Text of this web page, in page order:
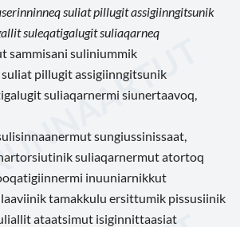
suliat pillugit assigiinngitsunik
suleqatigalugit suliaqarneq
sammisani suliniummik
pillugit assigiinngitsunik
suliaqarnermi siunertaavoq,
sungiussinissaat,
suliaqarnermut atortoq
inuuniarnikkut
tamakkulu ersittumik pissusiinik
ataatsimut isiginnittaasiat